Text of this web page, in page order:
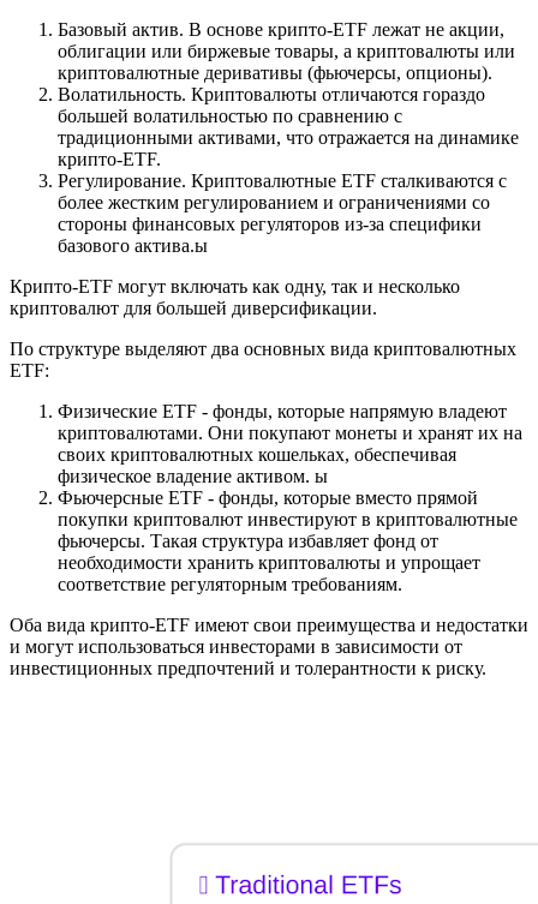
Базовый актив. В основе крипто-ETF лежат не акции,
облигации или биржевые товары, а криптовалюты или
криптовалютные деривативы (фьючерсы, опционы).
Волатильность. Криптовалюты отличаются гораздо
большей волатильностью по сравнению с
традиционными активами, что отражается на динамике
крипто-ETF.
Регулирование. Криптовалютные ETF сталкиваются с
более жестким регулированием и ограничениями со
стороны финансовых регуляторов из-за специфики
базового актива.ы
Крипто-ETF могут включать как одну, так и несколько
криптовалют для большей диверсификации.
По структуре выделяют два основных вида криптовалютных
ETF:
Физические ETF - фонды, которые напрямую владеют
криптовалютами. Они покупают монеты и хранят их на
своих криптовалютных кошельках, обеспечивая
физическое владение активом. ы
Фьючерсные ETF - фонды, которые вместо прямой
покупки криптовалют инвестируют в криптовалютные
фьючерсы. Такая структура избавляет фонд от
необходимости хранить криптовалюты и упрощает
соответствие регуляторным требованиям.
Оба вида крипто-ETF имеют свои преимущества и недостатки
и могут использоваться инвесторами в зависимости от
инвестиционных предпочтений и толерантности к риску.